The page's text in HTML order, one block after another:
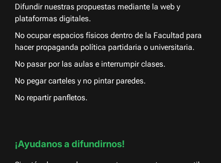
Difundir nuestras propuestas mediante la web y
plataformas digitales.
No ocupar espacios físicos dentro de la Facultad para
hacer propaganda política partidaria o universitaria.
No pasar por las aulas e interrumpir clases.
No pegar carteles y no pintar paredes.
No repartir panfletos.
¡Ayudanos a difundirnos!